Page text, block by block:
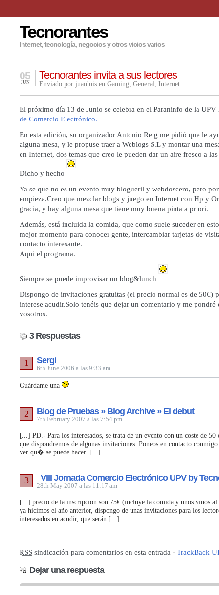
Tecnorantes
Internet, tecnología, negocios y otros vicios varios
Tecnorantes invita a sus lectores
05
JUN Enviado por juanluis en Gaming, General, Internet
El próximo día 13 de Junio se celebra en el Paraninfo de la
de Comercio Electrónico.
En esta edición, su organizador Antonio Reig me pidió que le
alguna mesa, y le propuse traer a Weblogs S.L y montar una
en Internet, dos temas que creo le pueden dar un aire fresco a
Dicho y hecho
Ya se que no es un evento muy blogueril y webdoscero, pero
empieza.Creo que mezclar blogs y juego en Internet con Hp y
gracia, y hay alguna mesa que tiene muy buena pinta a priori.
Además, está incluida la comida, que como suele suceder en
mejor momento para conocer gente, intercambiar tarjetas de
contacto interesante.
Aqui el programa.
Siempre se puede improvisar un blog&lunch
Dispongo de invitaciones gratuitas (el precio normal es de 50€)
interese acudir.Solo tenéis que dejar un comentario y me pondré
vosotros.
3 Respuestas
Sergi
6th June 2006 a las 9:33 am
1
Guárdame una
Blog de Pruebas » Blog Archive » El debut
7th February 2007 a las 7:54 pm
2
[...] PD.- Para los interesados, se trata de un evento con un coste de 50
que dispondremos de algunas invitaciones. Poneos en contacto
ver qu� se puede hacer. [...]
VIII Jornada Comercio Electrónico UPV by
28th May 2007 a las 11:17 am
3
[...] precio de la inscripción son 75€ (incluye la comida y unos vinos
ya hicimos el año anterior, dispongo de unas invitaciones para los
interesados en acudir, que serán [...]
RSS sindicación para comentarios en esta entrada · TrackBack
Dejar una respuesta